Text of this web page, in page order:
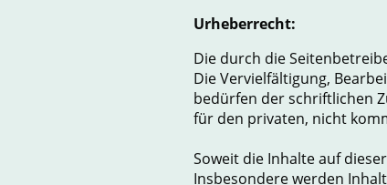
Urheberrecht:
Die durch die
Die Vervielfältigung,
bedürfen der schriftlichen
für den privaten, nicht
Soweit die Inhalte auf
Insbesondere werden